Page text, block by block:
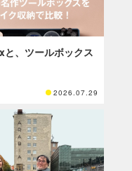
、ツールボックス
2026.07.29